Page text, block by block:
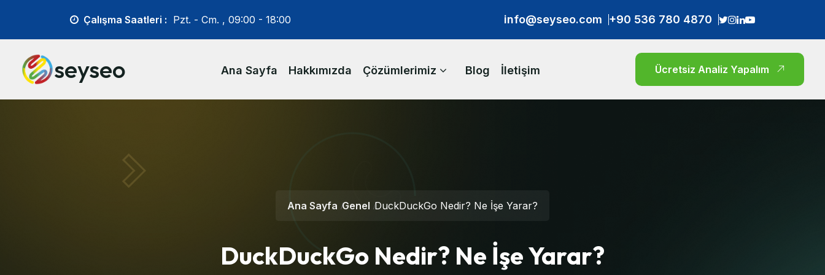
Çalışma Saatleri : Pzt. - Cm. , 09:00 - 18:00 info@seyseo.com +90 536 780 4870
seyseo Ana Sayfa Hakkımızda Çözümlerimiz Blog İletişim Ücretsiz Analiz Yapalım
Ana Sayfa Genel DuckDuckGo Nedir? Ne İşe Yarar?
DuckDuckGo Nedir? Ne İşe Yarar?